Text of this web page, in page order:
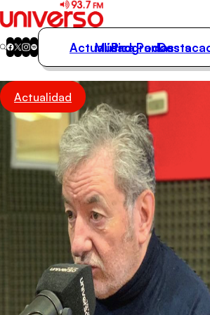
Actualidad
Música
Programas
Podcasts
Destacados
Actualidad
Música
Programas
Podcasts
Actualidad